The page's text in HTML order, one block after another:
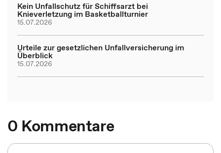
Kein Unfallschutz für Schiffsarzt bei
Knieverletzung im Basketballturnier
15.07.2026
Urteile zur gesetzlichen Unfallversicherung im
Überblick
15.07.2026
0 Kommentare